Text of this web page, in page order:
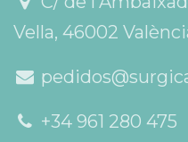
Vella, 46002
+34 961 280 475